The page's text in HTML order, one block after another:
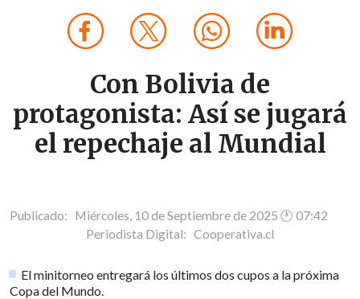
Con Bolivia de
protagonista: Así se jugará
el repechaje al Mundial
Publicado: Miércoles, 10 de Septiembre de 2025 🕐 07:42
Periodista Digital: Cooperativa.cl
El minitorneo entregará los últimos dos cupos a la próxima
Copa del Mundo.